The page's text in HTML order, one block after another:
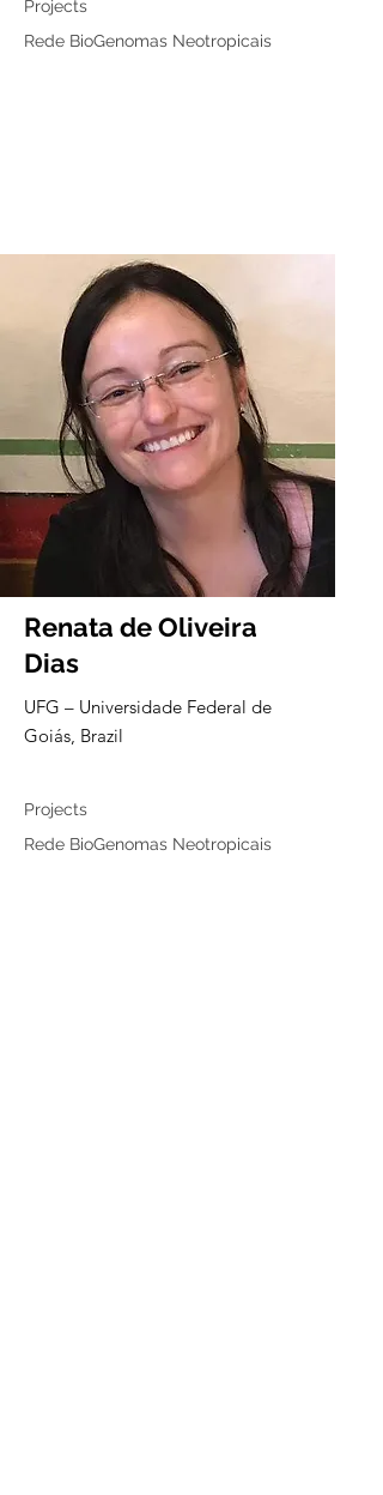
Projects
Rede BioGenomas Neotropicais
Renata de Oliveira
Dias
UFG – Universidade Federal de
Goiás, Brazil
Projects
Rede BioGenomas Neotropicais